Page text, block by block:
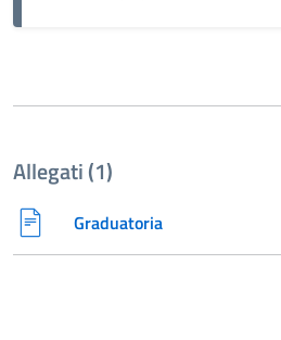
Allegati (1)
Graduatoria